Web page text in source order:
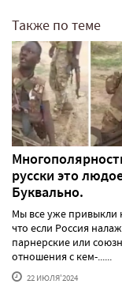
Также по теме
русски это
Буквально.
Мы все уже привыкли
что если Россия
парнерские или
отношения с кем-......
22 ИЮЛЯ'2024